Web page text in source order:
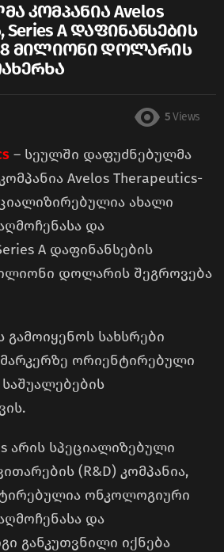
კომპანია Avelos
Series A დაფინანსების
მილიონი დოლარის
5 Views
– სეულში დაფუძნებულმა
Avelos Therapeutics-
ახალი
და
A დაფინანსების
დოლარის შეგროვება
გამოიყენოს სახსრები
ორიენტირებული
არის სპეციალიზებული
(R&D) კომპანია,
ონკოლოგიური
და
განკუთვნილი იქნება